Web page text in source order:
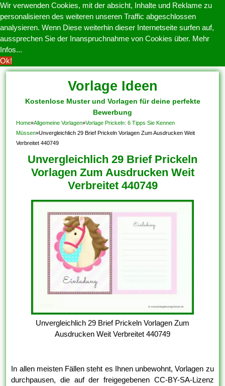
Wir verwenden Cookies, mit der absicht, Inhalte und Reklame zu
personalisieren des weiteren unseren Traffic abgeschlossen
analysieren. Wenn Diese weiterhin dieser Internetseite surfen auf,
aussprechen Sie der Inanspruchnahme von Cookies über. Mehr
Infos...
Ok!
Vorlage Ideen
Kostenlose Muster und Vorlagen für deine perfekte
Bewerbung
Home»Allgemeine Vorlagen»Vorlage Prickeln: 6 Tipps Sie Kennen
Müssen»Unvergleichlich 29 Brief Prickeln Vorlagen Zum Ausdrucken Weit
Verbreitet 440749
Unvergleichlich 29 Brief Prickeln
Vorlagen Zum Ausdrucken Weit
Verbreitet 440749
Unvergleichlich 29 Brief Prickeln Vorlagen Zum
Ausdrucken Weit Verbreitet 440749
In allen meisten Fällen steht es Ihnen unbewohnt, Vorlagen zu
durchpausen, die auf der freigegebenen CC-BY-SA-Lizenz